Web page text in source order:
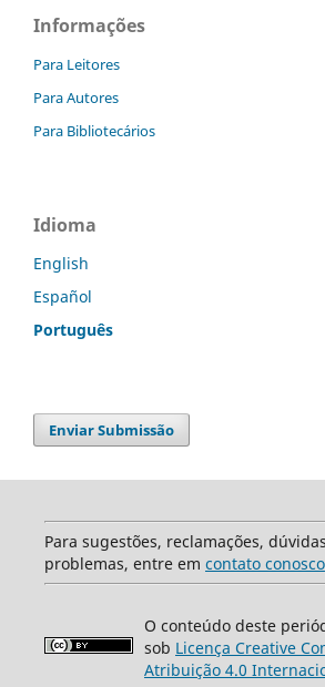
Informações
Para Leitores
Para Autores
Para Bibliotecários
Idioma
English
Español
Português
Enviar Submissão
Para sugestões, reclamações,
problemas, entre em contato conosco
O conteúdo deste
sob Licença Creative
Atribuição 4.0